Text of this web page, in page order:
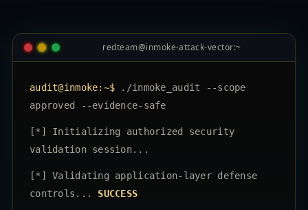
redteam@inmoke-attack-vector:~
audit@inmoke:~$ ./inmoke_audit --scope
approved --evidence-safe
[*] Initializing authorized security
validation session...
[*] Validating application-layer defense
controls... SUCCESS